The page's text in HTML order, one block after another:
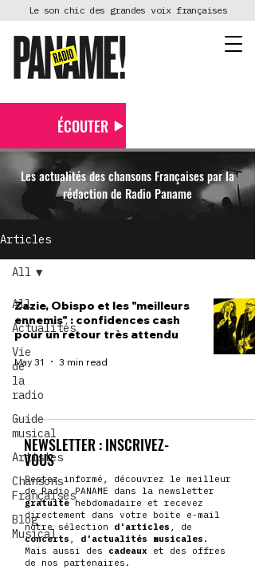
Le son chic des grandes voix françaises
ÉCOUTER
Les actualités des chansons Françaises par la
rédaction de Radio Paname
Articles
All
Actualités
Vie
de
la
radio
Guide
musical
Artistes
Chansons
Françaises
Blog
Musical
All
Zazie, Obispo et les "meilleurs
ennemis" : confidences cash
pour un retour très attendu
May 31 3 min read
NEWSLETTER : INSCRIVEZ-
VOUS
Restez informé, découvrez le meilleur
de Radio PANAME dans la newsletter
gratuitehebdomadaire et recevez
directement dans votre boite e-mail
notre sélection d'articles , de
concerts , d'actualités musicales .
Mais aussi des cadeaux et des offres
de nos partenaires.